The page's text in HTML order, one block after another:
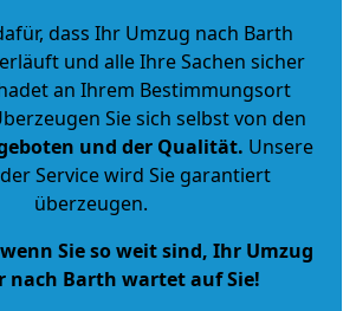
dass Ihr Umzug nach Barth
und alle Ihre Sachen sicher
an Ihrem Bestimmungsort
Sie sich selbst von den
und der Qualität. Unsere
Service wird Sie garantiert
überzeugen.
Sie so weit sind, Ihr Umzug
nach Barth wartet auf Sie!